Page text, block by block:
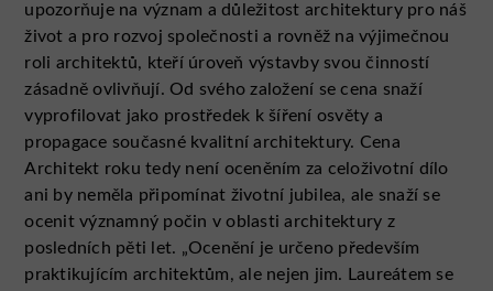
upozorňuje na význam a důležitost architektury pro náš
život a pro rozvoj společnosti a rovněž na výjimečnou
roli architektů, kteří úroveň výstavby svou činností
zásadně ovlivňují. Od svého založení se cena snaží
vyprofilovat jako prostředek k šíření osvěty a
propagace současné kvalitní architektury. Cena
Architekt roku tedy není oceněním za celoživotní dílo
ani by neměla připomínat životní jubilea, ale snaží se
ocenit významný počin v oblasti architektury z
posledních pěti let. „Ocenění je určeno především
praktikujícím architektům, ale nejen jim. Laureátem se